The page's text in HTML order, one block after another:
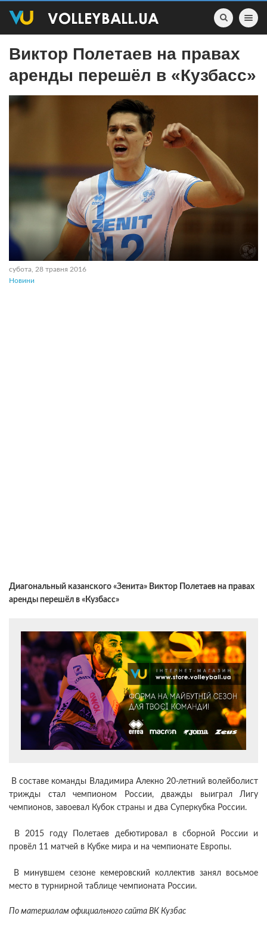
Toggle
Виктор Полетаев на правах
аренды перешёл в «Кузбасс»
субота, 28 травня 2016
Новини
Диагональный казанского «Зенита» Виктор Полетаев на правах
аренды перешёл в «Кузбасс»
В составе команды Владимира Алекно 20-летний волейболист
трижды стал чемпионом России, дважды выиграл Лигу
чемпионов, завоевал Кубок страны и два Суперкубка России.
В 2015 году Полетаев дебютировал в сборной России и
провёл 11 матчей в Кубке мира и на чемпионате Европы.
В минувшем сезоне кемеровский коллектив занял восьмое
место в турнирной таблице чемпионата России.
По материалам официального сайта ВК Кузбас